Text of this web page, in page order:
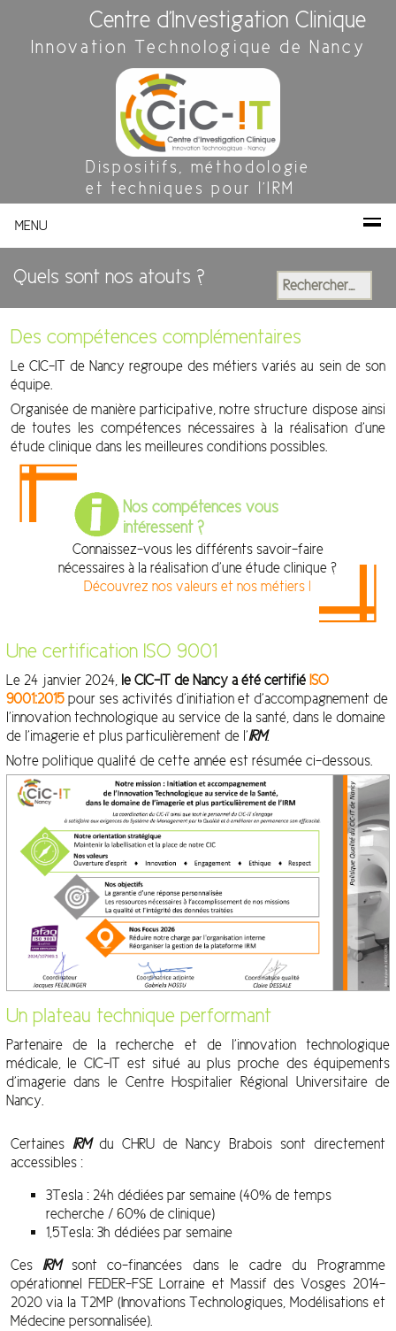
Centre d'Investigation Clinique
Innovation Technologique de Nancy
Dispositifs, méthodologie
et techniques pour l'IRM
MENU
Quels sont nos atouts ? Rechercher :
Des compétences complémentaires
Le CIC-IT de Nancy regroupe des métiers variés au sein de son
équipe.
Organisée de manière participative, notre structure dispose ainsi
de toutes les compétences nécessaires à la réalisation d’une
étude clinique dans les meilleures conditions possibles.
Nos compétences vous
intéressent ?
Connaissez-vous les différents savoir-faire
nécessaires à la réalisation d’une étude clinique ?
Découvrez nos valeurs et nos métiers !
Une certification ISO 9001
Le 24 janvier 2024, le CIC-IT de Nancy a été certifié ISO
9001:2015pour ses activités d’initiation et d’accompagnement de
l’innovation technologique au service de la santé, dans le domaine
de l’imagerie et plus particulièrement de l’IRM.
Notre politique qualité de cette année est résumée ci-dessous.
Un plateau technique performant
Partenaire de la recherche et de l’innovation technologique
médicale, le CIC-IT est situé au plus proche des équipements
d’imagerie dans le Centre Hospitalier Régional Universitaire de
Nancy.
Certaines IRMdu CHRU de Nancy Brabois sont directement
accessibles :
3Tesla : 24h dédiées par semaine (40% de temps
recherche / 60% de clinique)
1,5Tesla: 3h dédiées par semaine
CesIRMsont co-financées dans le cadre du Programme
opérationnel FEDER-FSE Lorraine et Massif des Vosges 2014-
2020 via la T2MP (Innovations Technologiques, Modélisations et
Médecine personnalisée).